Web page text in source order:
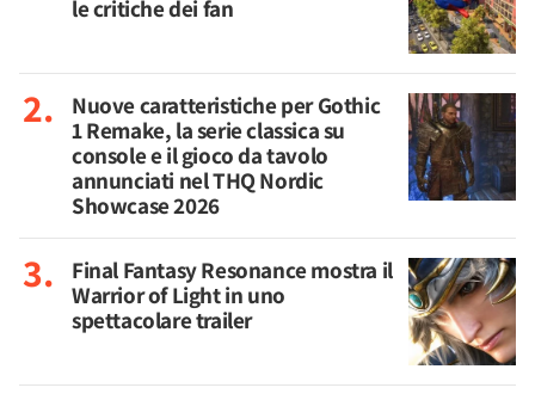
le critiche dei fan
Nuove caratteristiche per Gothic
1 Remake, la serie classica su
console e il gioco da tavolo
annunciati nel THQ Nordic
Showcase 2026
Final Fantasy Resonance mostra il
Warrior of Light in uno
spettacolare trailer